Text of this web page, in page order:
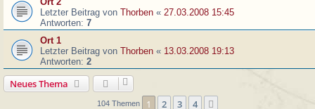
Letzter Beitrag von Thorben « 27.03.2008 15:45
Antworten: 7
Ort 1
Letzter Beitrag von Thorben « 13.03.2008 19:13
Antworten: 2
Neues Thema
104 Themen 1 2 3 4